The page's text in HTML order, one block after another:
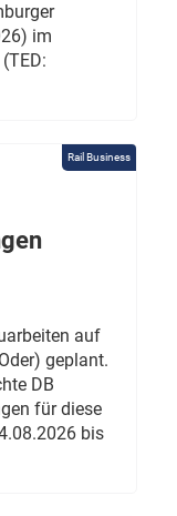
im
Rail Business
auf
geplant.
DB
für diese
bis